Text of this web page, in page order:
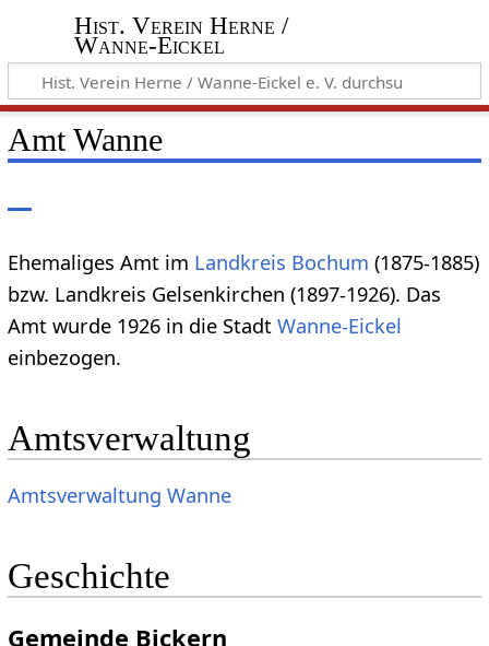
Hist. Verein Herne /
Wanne-Eickel
Amt Wanne
Ehemaliges Amt im Landkreis Bochum (1875-1885)
bzw. Landkreis Gelsenkirchen (1897-1926). Das
Amt wurde 1926 in die Stadt Wanne-Eickel
einbezogen.
Amtsverwaltung
Amtsverwaltung Wanne
Geschichte
Gemeinde Bickern